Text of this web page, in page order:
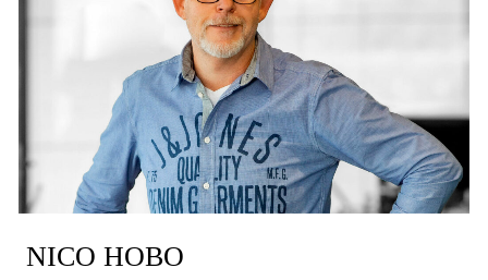
NICO HOBO